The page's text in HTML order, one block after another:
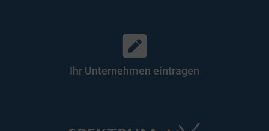
Ihr Unternehmen eintragen